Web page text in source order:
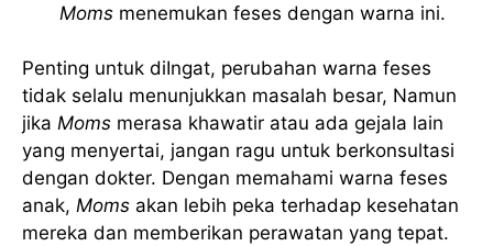
Moms menemukan feses dengan warna ini.
Penting untuk diIngat, perubahan warna feses
tidak selalu menunjukkan masalah besar, Namun
jika Moms merasa khawatir atau ada gejala lain
yang menyertai, jangan ragu untuk berkonsultasi
dengan dokter. Dengan memahami warna feses
anak, Moms akan lebih peka terhadap kesehatan
mereka dan memberikan perawatan yang tepat.